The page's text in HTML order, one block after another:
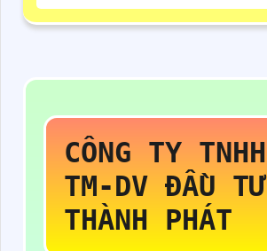
CÔNG TY TNHH
TM-DV ĐẦU
THÀNH PHÁT